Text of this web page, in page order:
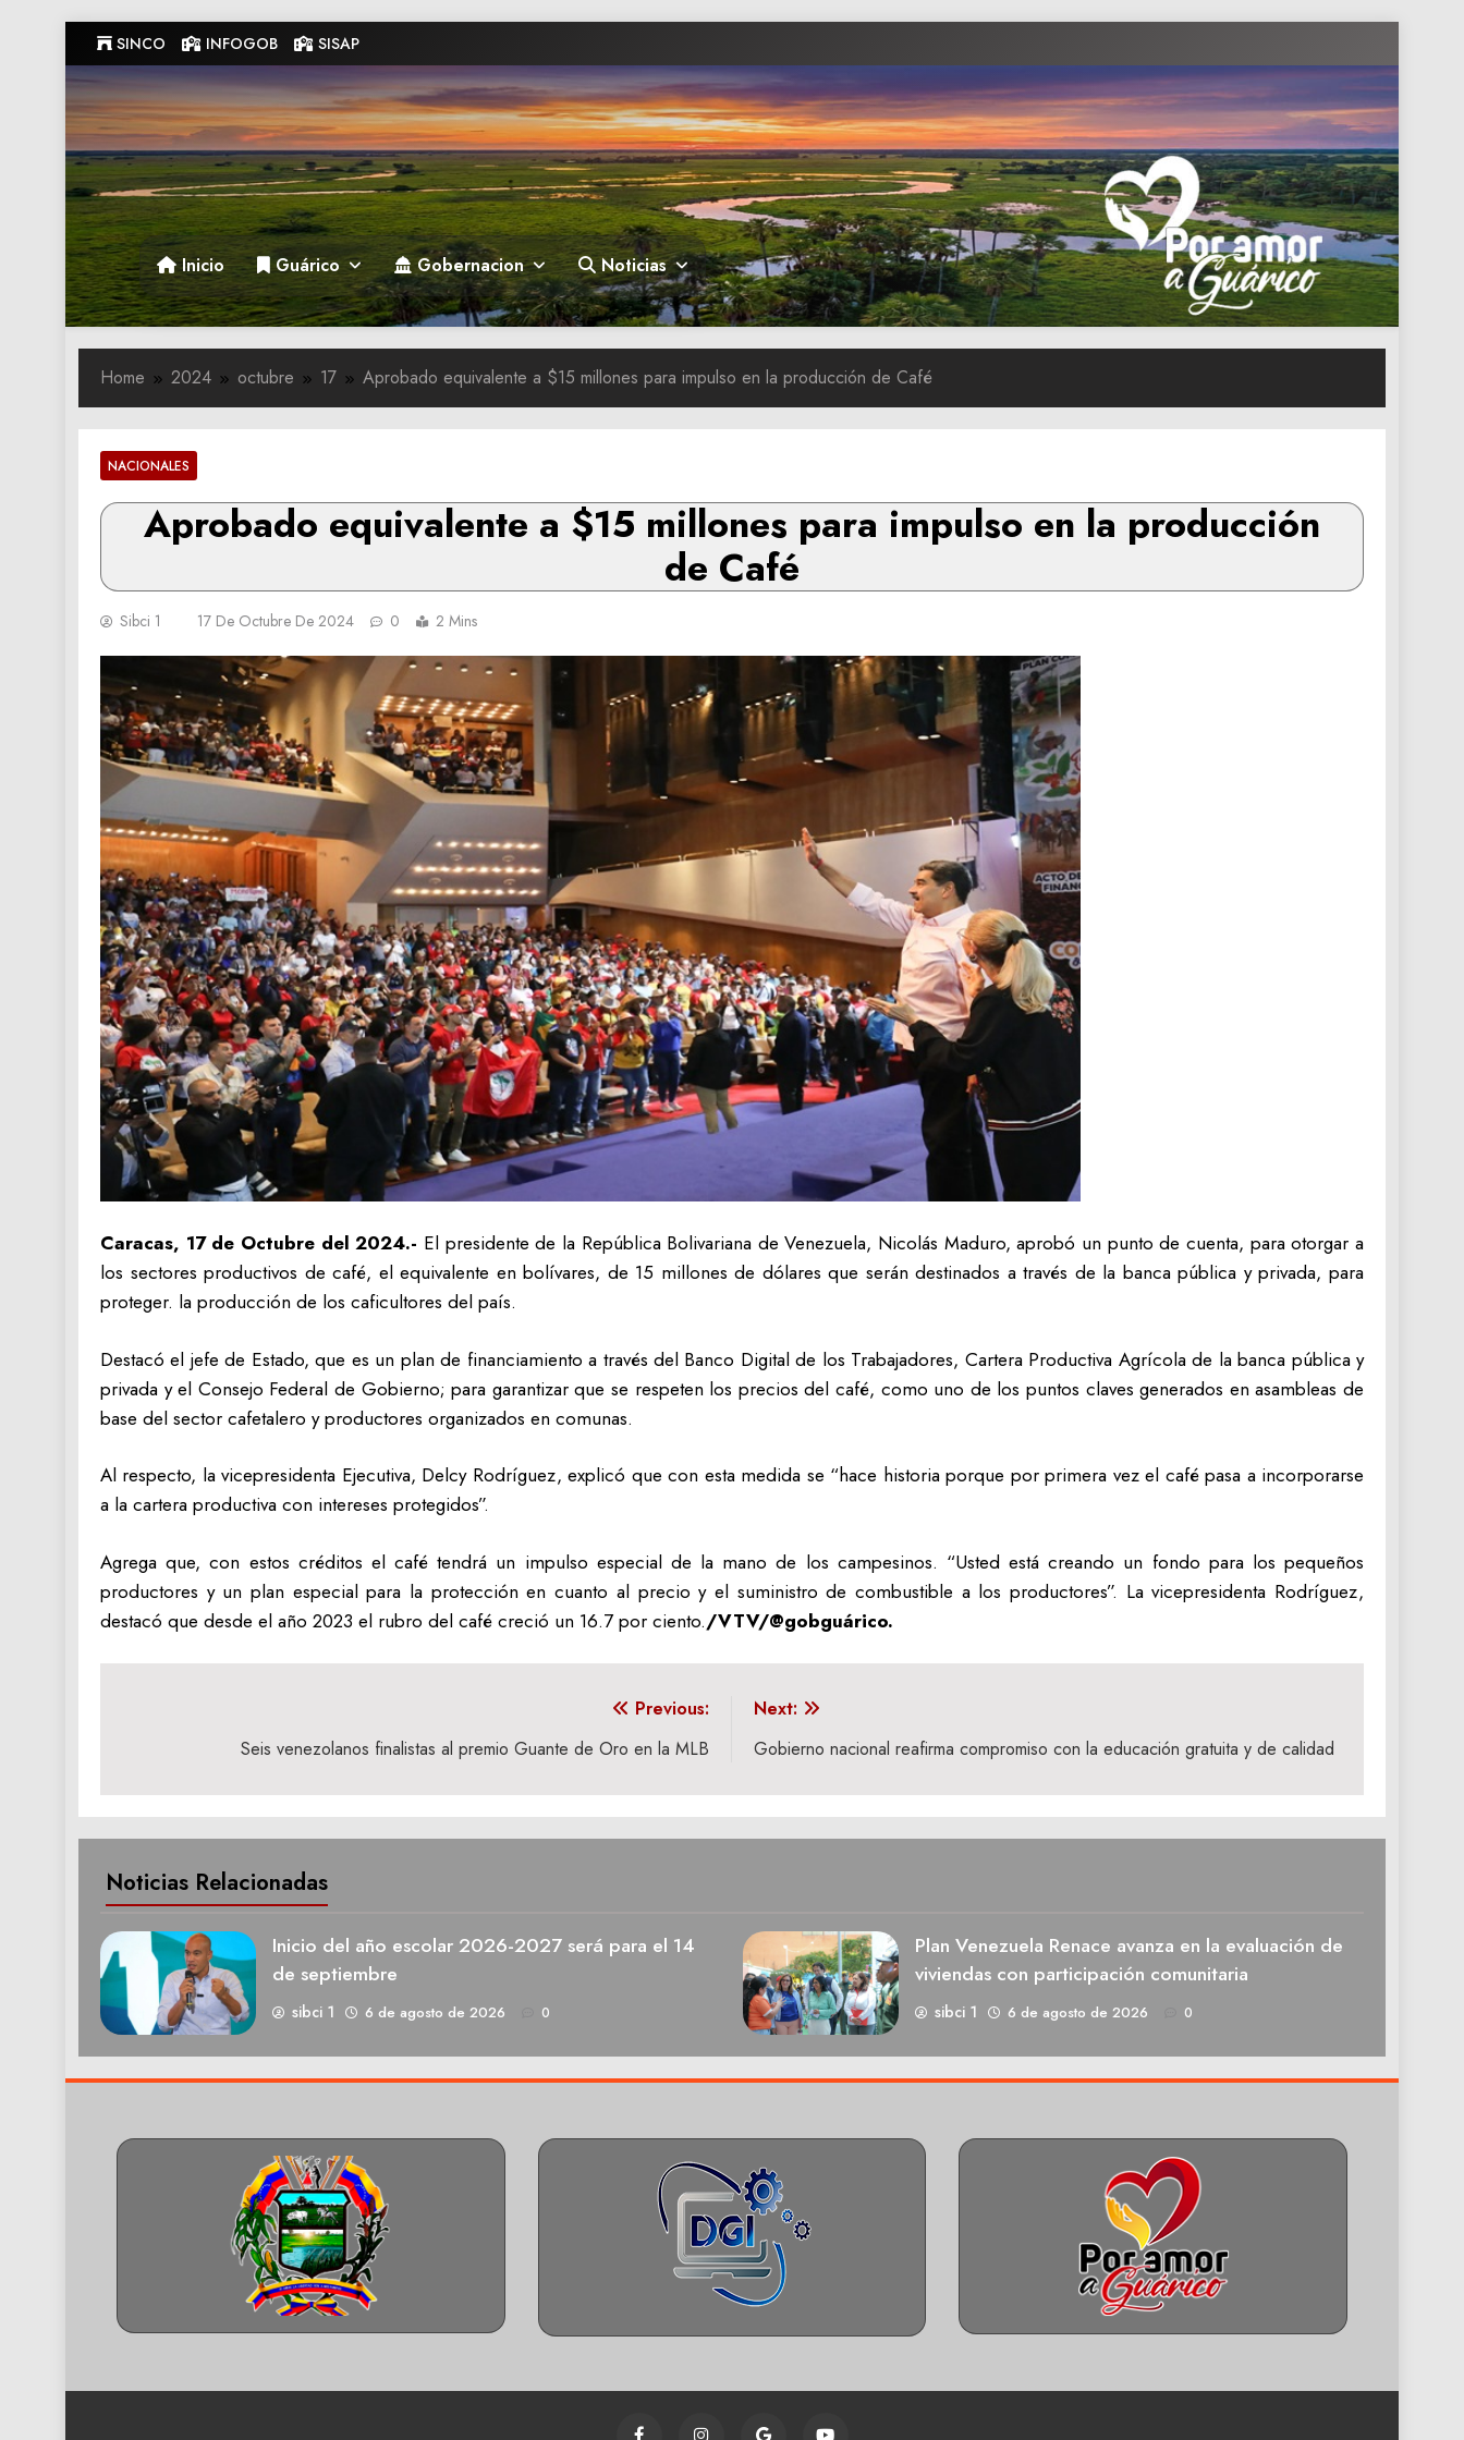
to
content
SINCO INFOGOB SISAP
Gobernacion de Guarico
Gobernacion de Guarico
Inicio Guárico Gobernacion Noticias
Home 2024 octubre 17 Aprobado equivalente a $15 millones para impulso en la producción de Café
NACIONALES
Aprobado equivalente a $15 millones para impulso en la producción
de Café
Sibci 1 17 De Octubre De 2024 0 2 Mins
Caracas, 17 de Octubre del 2024.- El presidente de la República Bolivariana de Venezuela, Nicolás Maduro, aprobó un punto de cuenta, para otorgar a
los sectores productivos de café, el equivalente en bolívares, de 15 millones de dólares que serán destinados a través de la banca pública y privada, para
proteger. la producción de los caficultores del país.
Destacó el jefe de Estado, que es un plan de financiamiento a través del Banco Digital de los Trabajadores, Cartera Productiva Agrícola de la banca pública y
privada y el Consejo Federal de Gobierno; para garantizar que se respeten los precios del café, como uno de los puntos claves generados en asambleas de
base del sector cafetalero y productores organizados en comunas.
Al respecto, la vicepresidenta Ejecutiva, Delcy Rodríguez, explicó que con esta medida se “hace historia porque por primera vez el café pasa a incorporarse
a la cartera productiva con intereses protegidos”.
Agrega que, con estos créditos el café tendrá un impulso especial de la mano de los campesinos. “Usted está creando un fondo para los pequeños
productores y un plan especial para la protección en cuanto al precio y el suministro de combustible a los productores”. La vicepresidenta Rodríguez,
destacó que desde el año 2023 el rubro del café creció un 16.7 por ciento./VTV/@gobguárico.
entradas
Previous:
Seis venezolanos finalistas al premio Guante de Oro en la MLB
Next:
Gobierno nacional reafirma compromiso con la educación gratuita y de calidad
Noticias Relacionadas
Inicio del año escolar 2026-2027 será para el 14
de septiembre
sibci 1 6 de agosto de 2026 0
Plan Venezuela Renace avanza en la evaluación de
viviendas con participación comunitaria
sibci 1 6 de agosto de 2026 0